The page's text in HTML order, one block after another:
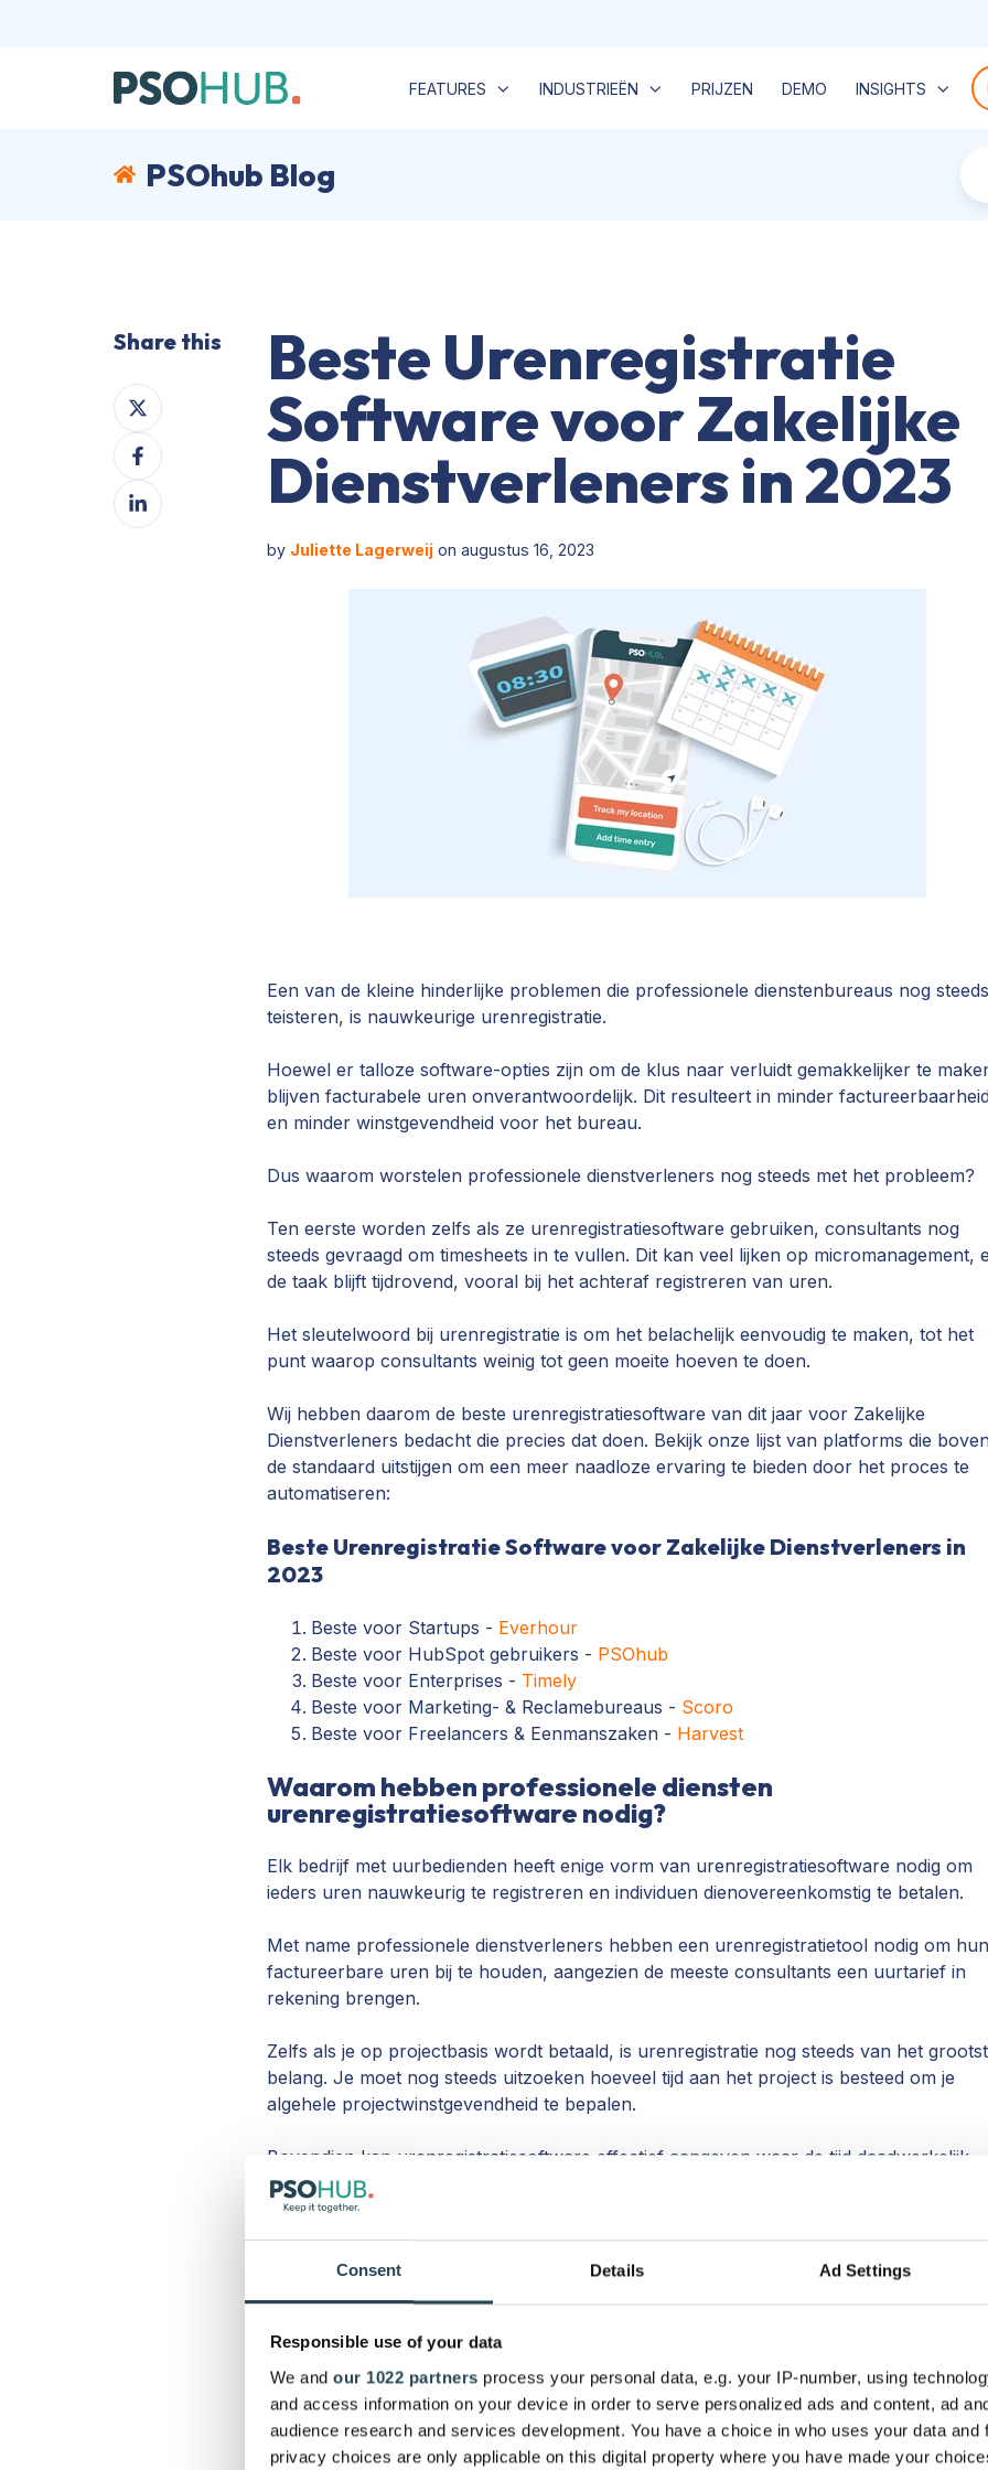
Consent Details Ad Settings
Responsible use of your data
We and our 1022 partners process your personal data, e.g. your IP-number, using
and access information on your device in order to serve personalized ads and content, ad
audience research and services development. You have a choice in who uses your data and
privacy choices are only applicable on this digital property where you have made your
FEATURES INDUSTRIEËN PRIJZEN DEMO INSIGHTS
PSOhub Blog
Share this
Share
on
XShare
on
Facebook
Share
on
Beste Urenregistratie
Software voor Zakelijke
Dienstverleners in 2023
by Juliette Lagerweij on augustus 16, 2023
Een van de kleine hinderlijke problemen die professionele dienstenbureaus nog steeds
teisteren, is nauwkeurige urenregistratie.
Hoewel er talloze software-opties zijn om de klus naar verluidt gemakkelijker te
blijven facturabele uren onverantwoordelijk. Dit resulteert in minder
en minder winstgevendheid voor het bureau.
Dus waarom worstelen professionele dienstverleners nog steeds met het probleem?
Ten eerste worden zelfs als ze urenregistratiesoftware gebruiken, consultants nog
steeds gevraagd om timesheets in te vullen. Dit kan veel lijken op micromanagement,
de taak blijft tijdrovend, vooral bij het achteraf registreren van uren.
Het sleutelwoord bij urenregistratie is om het belachelijk eenvoudig te maken, tot het
punt waarop consultants weinig tot geen moeite hoeven te doen.
Wij hebben daarom de beste urenregistratiesoftware van dit jaar voor Zakelijke
Dienstverleners bedacht die precies dat doen. Bekijk onze lijst van platforms die
de standaard uitstijgen om een meer naadloze ervaring te bieden door het proces te
automatiseren:
Beste Urenregistratie Software voor Zakelijke Dienstverleners in
2023
Beste voor Startups - Everhour
Beste voor HubSpot gebruikers - PSOhub
Beste voor Enterprises - Timely
Beste voor Marketing- & Reclamebureaus - Scoro
Beste voor Freelancers & Eenmanszaken - Harvest
Waarom hebben professionele diensten
urenregistratiesoftware nodig?
Elk bedrijf met uurbedienden heeft enige vorm van urenregistratiesoftware nodig om
ieders uren nauwkeurig te registreren en individuen dienovereenkomstig te betalen.
Met name professionele dienstverleners hebben een urenregistratietool nodig om hun
factureerbare uren bij te houden, aangezien de meeste consultants een uurtarief in
rekening brengen.
Zelfs als je op projectbasis wordt betaald, is urenregistratie nog steeds van het
belang. Je moet nog steeds uitzoeken hoeveel tijd aan het project is besteed om je
algehele projectwinstgevendheid te bepalen.
Bovendien kan urenregistratiesoftware effectief aangeven waar de tijd daadwerkelijk
naartoe gaat. Bijvoorbeeld, een teamlid kan 30 uur per week werken, maar slechts 15
van die uren kunnen factureerbaar zijn. Een urenregistratietool kan deze informatie
automatisch doorgeven en u helpen het gebruik van uw team te verbeteren.
VERVOLG - Waarom hebben professionele diensten meer
geautomatiseerde urenregistratiesoftware nodig?
Zoals we eerder hebben aangeduid, is urenregistratie al de plaag van consultants
overal. Creatieve mensen maken ook vaak fouten bij urenregistratie en houden er
van om micromanaged te worden.